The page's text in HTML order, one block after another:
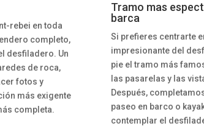
rebei en toda
completo,
desfiladero. Un
de roca,
fotos y
más exigente
completa.
Tramo mas
barca
Si prefieres centrarte
impresionante del
pie el tramo más
las pasarelas y las
Después,
paseo en barco o
contemplar el